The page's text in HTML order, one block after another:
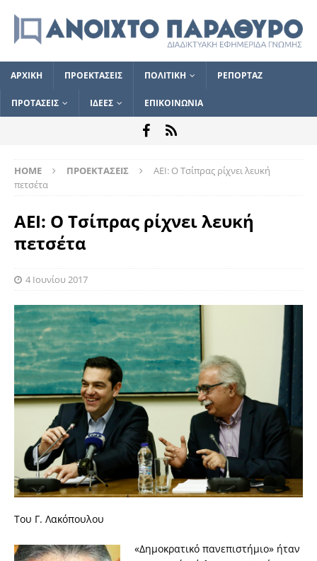
ΑΡΧΙΚΗ ΠΡΟΕΚΤΑΣΕΙΣ ΠΟΛΙΤΙΚΗ ΡΕΠΟΡΤΑΖ
ΠΡΟΤΑΣΕΙΣ ΙΔΕΕΣ ΕΠΙΚΟΙΝΩΝΙΑ
HOME ΠΡΟΕΚΤΑΣΕΙΣ
ΑΕΙ: Ο Τσίπρας ρίχνει λευκή
πετσέτα
ΑΕΙ: Ο Τσίπρας ρίχνει λευκή
πετσέτα
4 Ιουνίου 2017
Του Γ. Λακόπουλου
«Δημοκρατικό πανεπιστήμιο» ήταν